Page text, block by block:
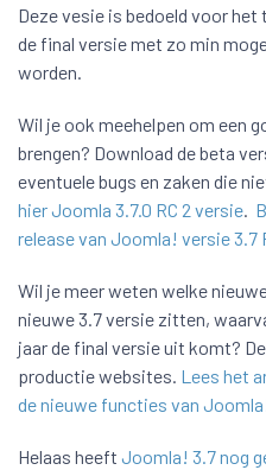
Deze vesie is bedoeld voor
de final versie met zo min
worden.
Wil je ook meehelpen om een
brengen? Download de beta
eventuele bugs en zaken die
hier Joomla 3.7.0 RC 2 versie.
release van Joomla! versie 3.7
Wil je meer weten welke
nieuwe 3.7 versie zitten,
jaar de final versie uit komt?
productie websites. Lees het
de nieuwe functies van
Helaas heeft Joomla! 3.7 nog